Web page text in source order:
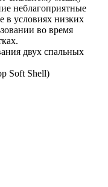
неблагоприятные
в условиях низких
во время
двух спальных
Soft Shell)